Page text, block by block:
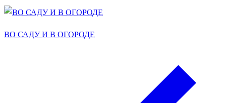
ВО САДУ И В ОГОРОДЕ